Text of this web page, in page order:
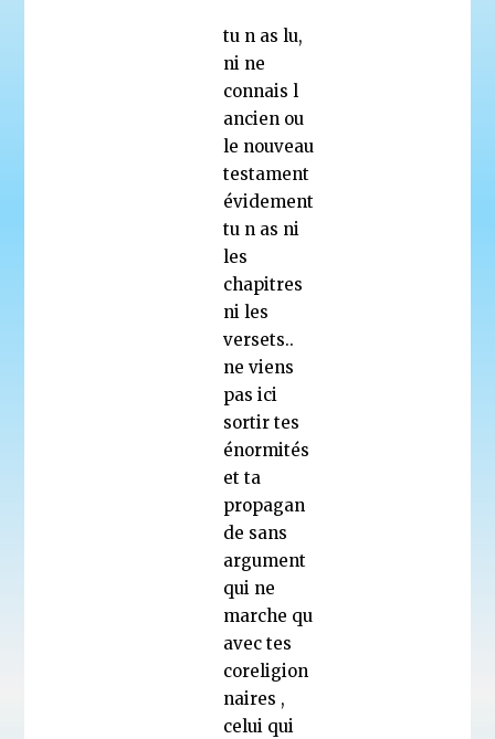
tu n as lu,
ni ne
connais l
ancien ou
le nouveau
testament
évidement
tu n as ni
les
chapitres
ni les
versets..
ne viens
pas ici
sortir tes
énormités
et ta
propagan
de sans
argument
qui ne
marche qu
avec tes
coreligion
naires ,
celui qui